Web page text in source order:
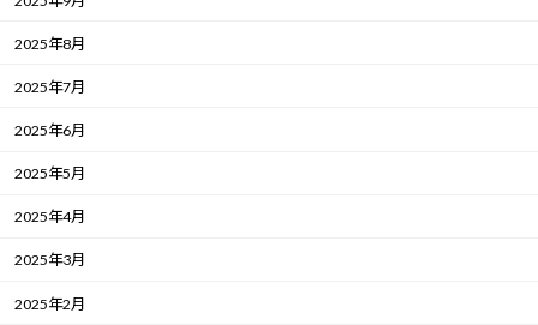
2025年8月
2025年7月
2025年6月
2025年5月
2025年4月
2025年3月
2025年2月